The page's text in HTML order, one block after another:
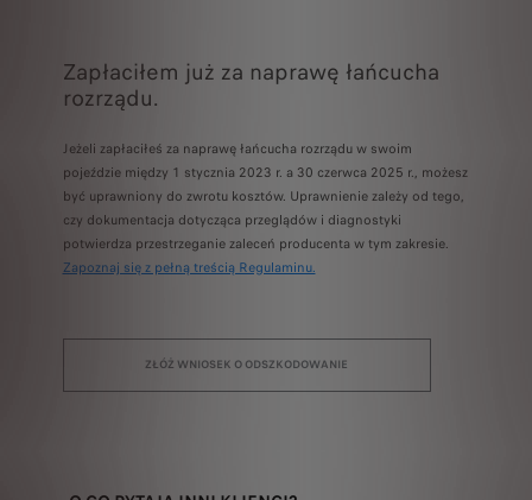
Zapłaciłem już za naprawę łańcucha
rozrządu.
Jeżeli zapłaciłeś za naprawę łańcucha rozrządu w swoim
pojeździe między 1 stycznia 2023 r. a 30 czerwca 2025 r., możesz
być uprawniony do zwrotu kosztów. Uprawnienie zależy od tego,
czy dokumentacja dotycząca przeglądów i diagnostyki
potwierdza przestrzeganie zaleceń producenta w tym zakresie.
Zapoznaj się z pełną treścią Regulaminu.
ZŁÓŻ WNIOSEK O ODSZKODOWANIE